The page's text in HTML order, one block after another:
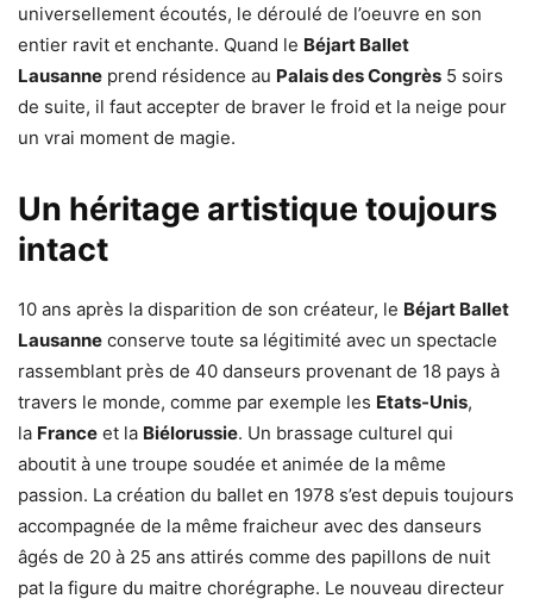
universellement écoutés, le déroulé de l’oeuvre en son
entier ravit et enchante. Quand le Béjart Ballet
Lausanne prend résidence au Palais des Congrès 5 soirs
de suite, il faut accepter de braver le froid et la neige pour
un vrai moment de magie.
Un héritage artistique toujours
intact
10 ans après la disparition de son créateur, le Béjart Ballet
Lausanne conserve toute sa légitimité avec un spectacle
rassemblant près de 40 danseurs provenant de 18 pays à
travers le monde, comme par exemple les Etats-Unis,
la France et la Biélorussie. Un brassage culturel qui
aboutit à une troupe soudée et animée de la même
passion. La création du ballet en 1978 s’est depuis toujours
accompagnée de la même fraicheur avec des danseurs
âgés de 20 à 25 ans attirés comme des papillons de nuit
pat la figure du maitre chorégraphe. Le nouveau directeur